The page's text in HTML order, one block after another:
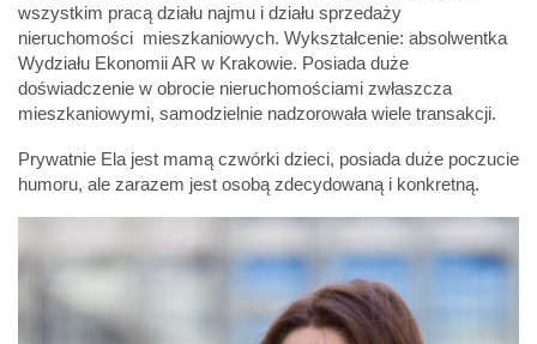
wszystkim pracą działu najmu i działu sprzedaży
nieruchomości mieszkaniowych. Wykształcenie: absolwentka
Wydziału Ekonomii AR w Krakowie. Posiada duże
doświadczenie w obrocie nieruchomościami zwłaszcza
mieszkaniowymi, samodzielnie nadzorowała wiele transakcji.
Prywatnie Ela jest mamą czwórki dzieci, posiada duże poczucie
humoru, ale zarazem jest osobą zdecydowaną i konkretną.